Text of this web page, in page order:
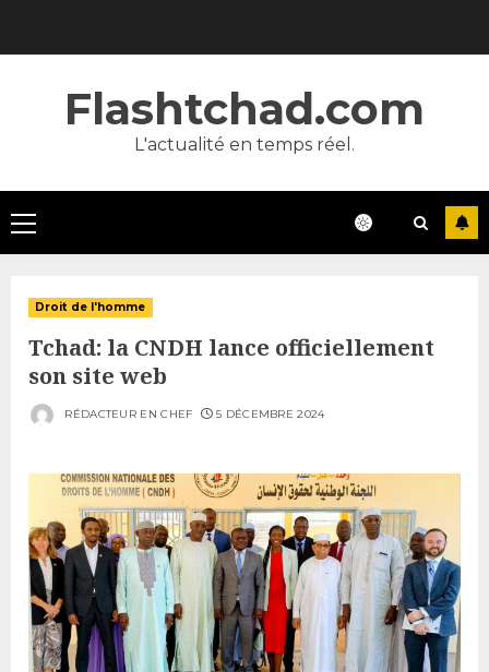
Flashtchad.com
L'actualité en temps réel.
Primary
Menu
Droit de l'homme
Tchad: la CNDH lance officiellement
son site web
RÉDACTEUR EN CHEF 5 DÉCEMBRE 2024